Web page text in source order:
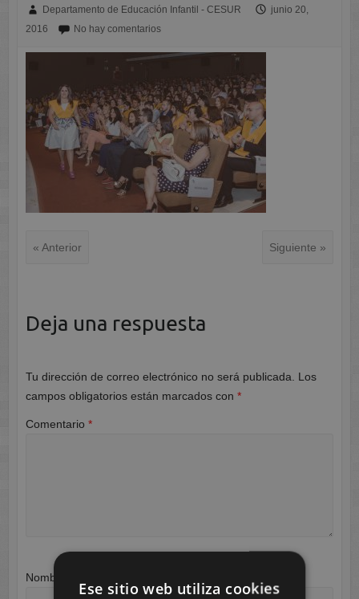
Departamento de Educación Infantil - CESUR
junio 20,
2016
No hay comentarios
« Anterior Siguiente »
Deja una respuesta
Tu dirección de correo electrónico no será publicada.
Los
campos obligatorios están marcados con *
Comentario *
Nombre
Ese sitio web utiliza cookies